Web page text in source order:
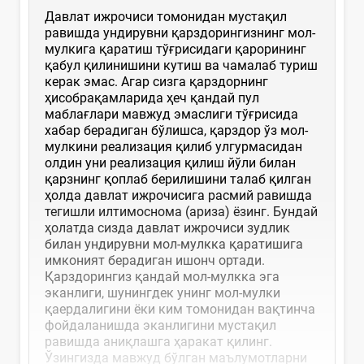
Давлат ижрочиси томонидан мустақил
равишда ундирувни қарздорингизнинг мол-
мулкига қаратиш тўғрисидаги қарорининг
қабул қилинишини кутиш ва чамалаб туриш
керак эмас. Aгар сизга қарздорнинг
ҳисобрақамларида ҳеч қандай пул
маблағлари мавжуд эмаслиги тўғрисида
хабар берадиган бўлишса, қарздор ўз мол-
мулкини реализация қилиб улгурмасидан
олдин уни реализация қилиш йўли билан
қарзнинг қоплаб берилишини талаб қилган
ҳолда давлат ижрочисига расмий равишда
тегишли илтимоснома (ариза) ёзинг. Бундай
ҳолатда сизда давлат ижрочиси зудлик
билан ундирувни мол-мулкка қаратишига
имконият берадиган ишонч ортади.
Қарздорингиз қандай мол-мулкка эга
эканлиги, шунингдек унинг мол-мулки
қаердалигини ёки ким томонидан вақтинча
фойдаланишда эканлигини мустақил
равишда аниқлашга ҳаракат қилинг.
Ўзингизда мавжуд бўлган маълумотларни